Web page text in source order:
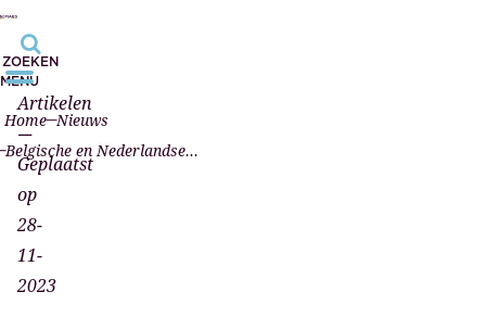
ZOEKEN
MENU
Home Nieuws
Belgische en Nederlandse notarissen tekenen overeenkomst
Artikelen
—
Geplaatst
op
28-
11-
2023